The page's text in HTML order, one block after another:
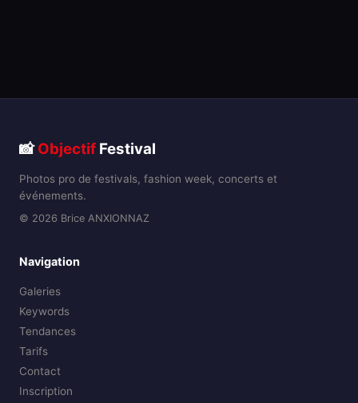
📸Objectif Festival
Photos pro de festivals, fashion week, concerts et
événements.
© 2026 Brice ANXIONNAZ
Navigation
Galeries
Keywords
Tendances
Tarifs
Contact
Inscription